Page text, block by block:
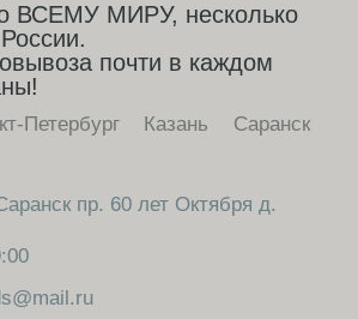
ВСЕМУ МИРУ, несколько
почти в каждом
Петербург Казань Саранск
пр. 60 лет Октября д.